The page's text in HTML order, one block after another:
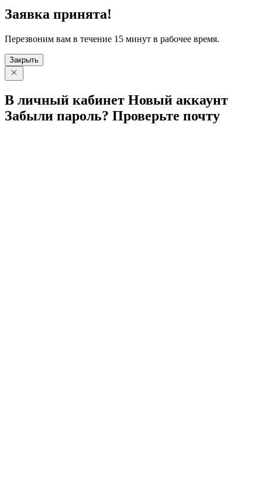
Заявка принята!
Перезвоним вам в течение 15 минут в рабочее время.
Закрыть
В личный кабинет Новый аккаунт
Забыли пароль? Проверьте почту